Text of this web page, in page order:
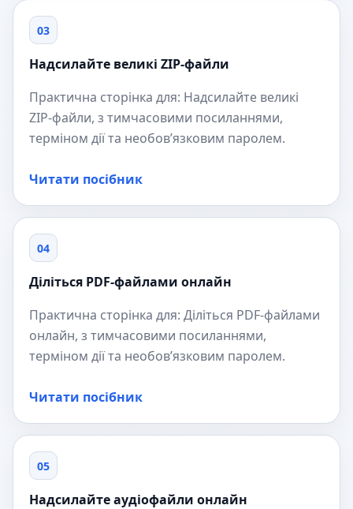
03
Надсилайте великі ZIP-файли
Практична сторінка для: Надсилайте великі
ZIP-файли, з тимчасовими посиланнями,
терміном дії та необов’язковим паролем.
Читати посібник
04
Діліться PDF-файлами онлайн
Практична сторінка для: Діліться PDF-файлами
онлайн, з тимчасовими посиланнями,
терміном дії та необов’язковим паролем.
Читати посібник
05
Надсилайте аудіофайли онлайн